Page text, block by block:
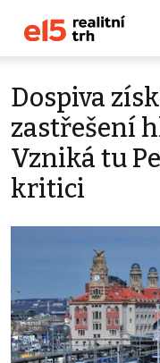
Dospiva
zastřešení
Vzniká tu
kritici